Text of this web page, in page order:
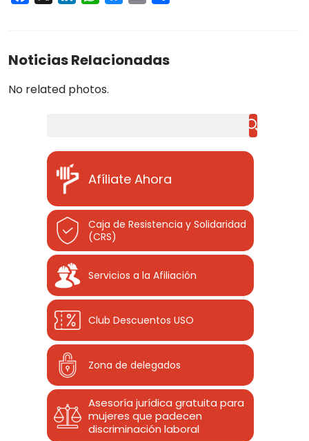
Noticias Relacionadas
No related photos.
Afíliate Ahora
Caja de Resistencia y Solidaridad
(CRS)
Servicios a la Afiliación
Club Descuentos USO
Zona de delegados
Asesoría jurídica gratuita para
mujeres que padecen
discriminación laboral